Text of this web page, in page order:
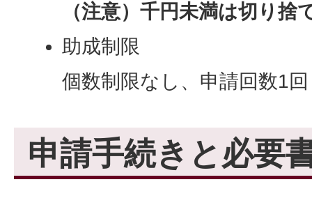
（注意）千円未満は切り捨
助成制限
個数制限なし、申請回数1
申請手続きと必要